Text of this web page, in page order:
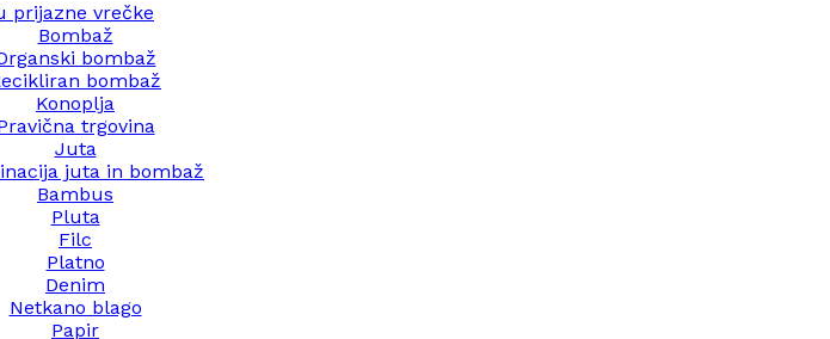
prijazne vrečke
Bombaž
bombaž
bombaž
Konoplja
trgovina
Juta
juta in bombaž
Bambus
Pluta
Filc
Platno
Denim
Netkano blago
Papir